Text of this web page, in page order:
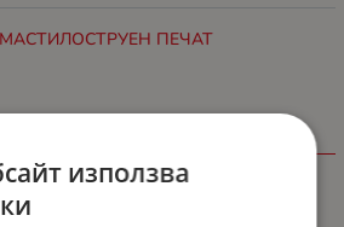
ПЕЧАТ
използва